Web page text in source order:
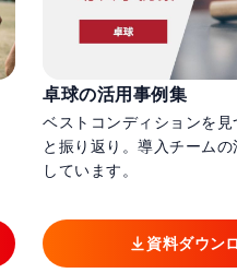
卓球の活用事例集
ベストコンディションを
と振り返り。導入チーム
しています。
資料ダウン